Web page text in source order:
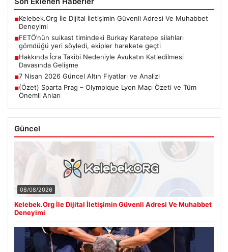
■Kelebek.Org İle Dijital İletişimin Güvenli Adresi Ve Muhabbet
Deneyimi
■FETÖ’nün suikast timindeki Burkay Karatepe silahları
gömdüğü yeri söyledi, ekipler harekete geçti
■Hakkında İcra Takibi Nedeniyle Avukatın Katledilmesi
Davasında Gelişme
■7 Nisan 2026 Güncel Altın Fiyatları ve Analizi
■(Özet) Sparta Prag – Olympique Lyon Maçı Özeti ve Tüm
Önemli Anları
Güncel
08/08/2026
Kelebek.Org İle Dijital İletişimin Güvenli Adresi Ve Muhabbet
Deneyimi